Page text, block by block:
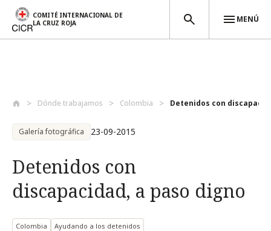
COMITÉ INTERNACIONAL DE
LA CRUZ ROJA
MENÚ
Dónde trabajamos Colombia Detenidos con
Galería fotográfica 23-09-2015
Detenidos con
discapacidad, a paso digno
Colombia Ayudando a los detenidos